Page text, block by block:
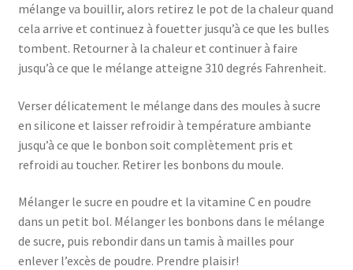
mélange va bouillir, alors retirez le pot de la chaleur quand
cela arrive et continuez à fouetter jusqu’à ce que les bulles
tombent. Retourner à la chaleur et continuer à faire
jusqu’à ce que le mélange atteigne 310 degrés Fahrenheit.
Verser délicatement le mélange dans des moules à sucre
en silicone et laisser refroidir à température ambiante
jusqu’à ce que le bonbon soit complètement pris et
refroidi au toucher. Retirer les bonbons du moule.
Mélanger le sucre en poudre et la vitamine C en poudre
dans un petit bol. Mélanger les bonbons dans le mélange
de sucre, puis rebondir dans un tamis à mailles pour
enlever l’excès de poudre. Prendre plaisir!